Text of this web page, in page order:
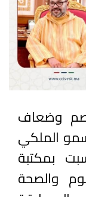
وضعاف
الملكي
بمكتبة
والصحة